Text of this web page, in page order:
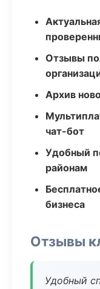
Отзывы
Архив
чат-бот
Удобный
районам
бизнеса
Отзывы
Удобный